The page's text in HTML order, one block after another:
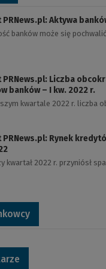
Aktywa
banków może się
PRNews.pl: Liczba
banków – I kw. 2022 r.
kwartale 2022 r. liczba
PRNews.pl: Rynek
kwartał 2022 r. przyniósł